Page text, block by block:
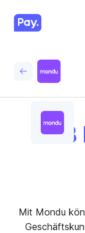
Mit Mondu